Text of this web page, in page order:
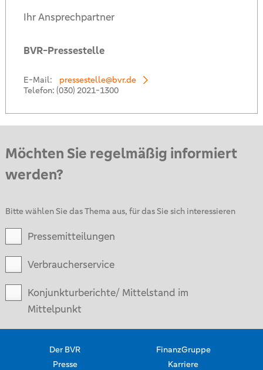
Ihr Ansprechpartner
BVR-Pressestelle
E-Mail:
pressestelle@bvr.de
Telefon: (030) 2021-1300
Möchten Sie regelmäßig informiert
werden?
Bitte wählen Sie das Thema aus, für das Sie sich interessieren
Pressemitteilungen
Verbraucherservice
Konjunkturberichte/ Mittelstand im
Mittelpunkt
Der BVR
FinanzGruppe
Presse
Karriere